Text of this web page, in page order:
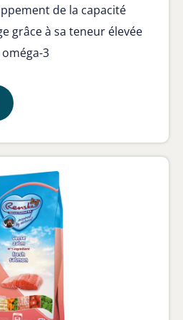
de la capacité
grâce à sa teneur élevée
3